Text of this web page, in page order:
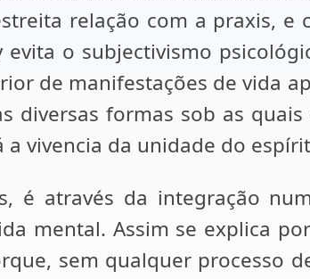
relação com a praxis,
evita o subjectivismo
de manifestações de vida
diversas formas sob as
vivencia da unidade do
é através da integração
mental. Assim se explica
sem qualquer processo